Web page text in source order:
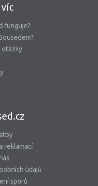
funguje?
otázky
reklamací
údajů
sporů